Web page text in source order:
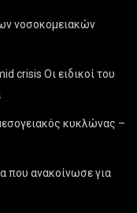
νοσοκομειακών
crisis Οι ειδικοί του
κυκλώνας –
που ανακοίνωσε για